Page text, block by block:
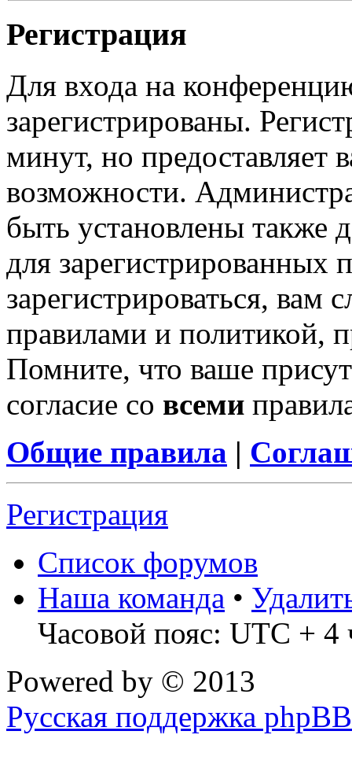
Регистрация
Для входа на
зарегистрированы.
минут, но предоставляет
возможности.
быть установлены также
для зарегистрированных
зарегистрироваться, вам
правилами и политикой,
Помните, что ваше
согласие со всеми
Общие правила |
Регистрация
Список форумов
Наша команда •
Часовой пояс: UTC + 4
Powered by © 2013
Русская поддержка phpBB